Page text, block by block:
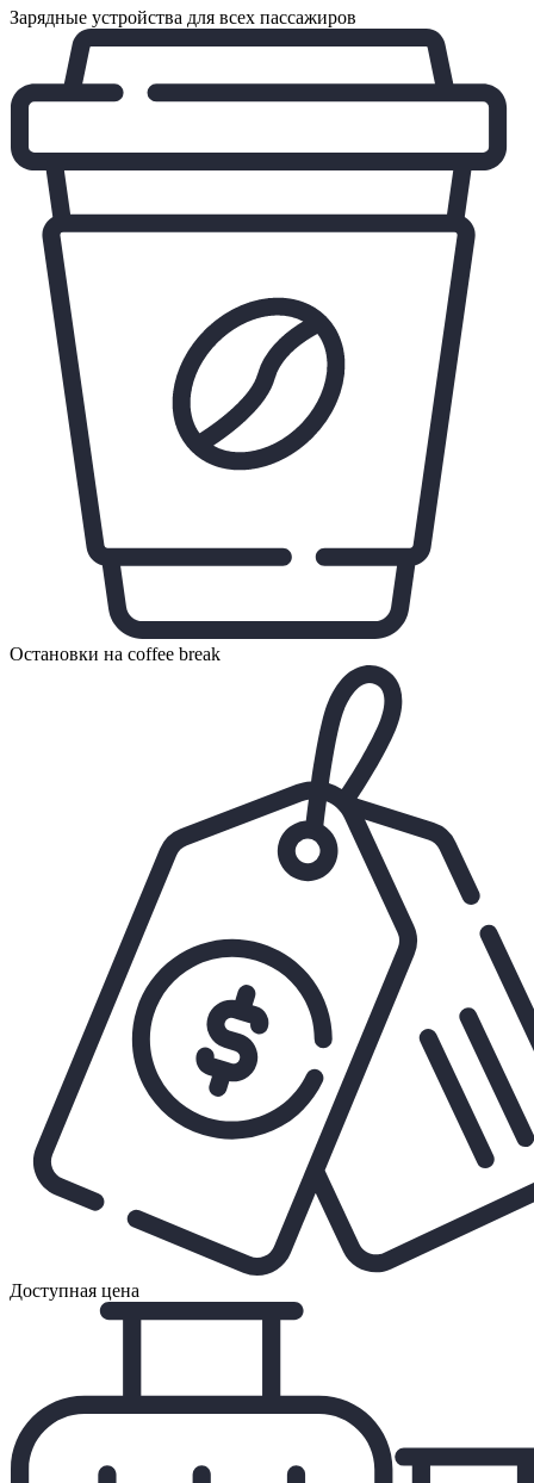
Зарядные устройства для всех пассажиров
Остановки на coffee break
Доступная цена